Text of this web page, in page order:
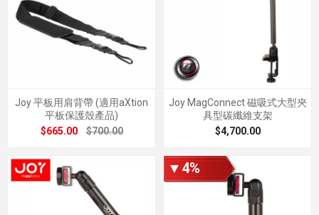
Joy 平板用肩背帶 (適用aXtion
平板保護殼產品)
$665.00
$700.00
Joy MagConnect 磁吸式大型夾
具型碳纖維支架
$4,700.00
▼4%